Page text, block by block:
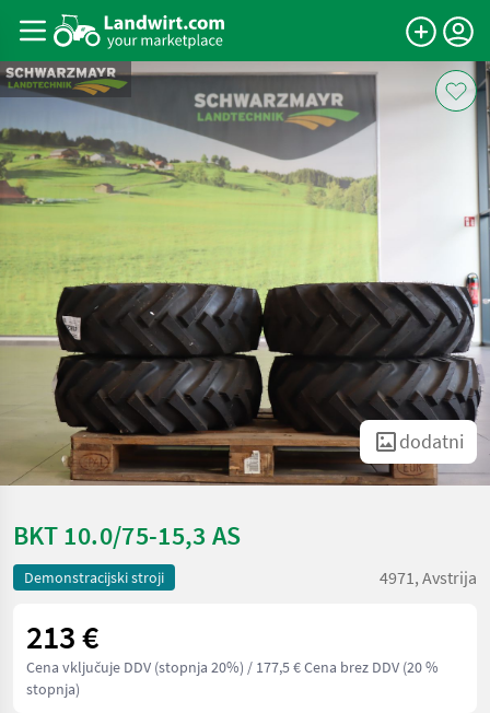
dodatni
BKT 10.0/75-15,3 AS
Demonstracijski stroji 4971, Avstrija
213 €
Cena vključuje DDV (stopnja 20%) / 177,5 € Cena brez DDV (20 %
stopnja)